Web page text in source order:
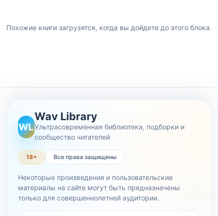
Похожие книги загрузятся, когда вы дойдете до этого блока.
WL
Wav Library
Ультрасовременная библиотека, подборки и
сообщество читателей
18+ Все права защищены
Некоторые произведения и пользовательские
материалы на сайте могут быть предназначены
только для совершеннолетней аудитории.